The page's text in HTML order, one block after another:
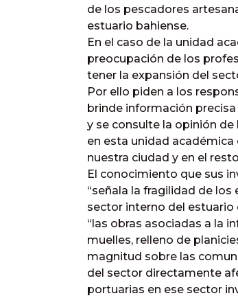
de los pescadores
estuario bahiense.
En el caso de la unidad
preocupación de los
tener la expansión del
Por ello piden a los
brinde información
y se consulte la opinión
en esta unidad académica
nuestra ciudad y en el
El conocimiento que sus
“señala la fragilidad de
sector interno del estuario
“las obras asociadas a la
muelles, relleno de
magnitud sobre las
del sector directamente
portuarias en ese sector